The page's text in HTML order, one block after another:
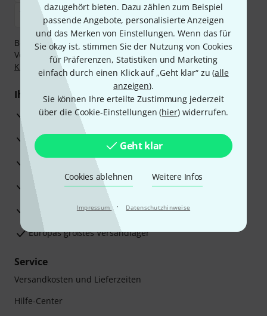
dazugehört bieten. Dazu zählen zum Beispiel
passende Angebote, personalisierte Anzeigen
und das Merken von Einstellungen. Wenn das für
Sie okay ist, stimmen Sie der Nutzung von Cookies
für Präferenzen, Statistiken und Marketing
einfach durch einen Klick auf „Geht klar“ zu (alle
anzeigen).
Sie können Ihre erteilte Zustimmung jederzeit
über die Cookie-Einstellungen (hier) widerrufen.
Geht klar
Cookies ablehnen Weitere Infos
Impressum · Datenschutzhinweise
Bezahlen Sie vertraulich und sicher per Nachnahme,
Vorkasse, PayPal, Amazon Pay, Klarna Sofort bezahlen
Klarna Ratenzahlungoder Kreditkarte.
Ihre Vorteile
3 Jahre Thomann Garantie
30 Tage Money-Back-Garantie
Reparaturservice
Beratung durch Fachexperten
Zufriedenheitsgarantie
Europas größtes Versandlager
Service
Versandkosten und Lieferzeiten
Hilfe-Center